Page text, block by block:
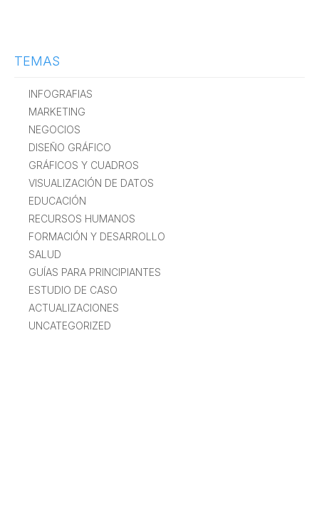
TEMAS
INFOGRAFIAS
MARKETING
NEGOCIOS
DISEÑO GRÁFICO
GRÁFICOS Y CUADROS
VISUALIZACIÓN DE DATOS
EDUCACIÓN
RECURSOS HUMANOS
FORMACIÓN Y DESARROLLO
SALUD
GUÍAS PARA PRINCIPIANTES
ESTUDIO DE CASO
ACTUALIZACIONES
UNCATEGORIZED